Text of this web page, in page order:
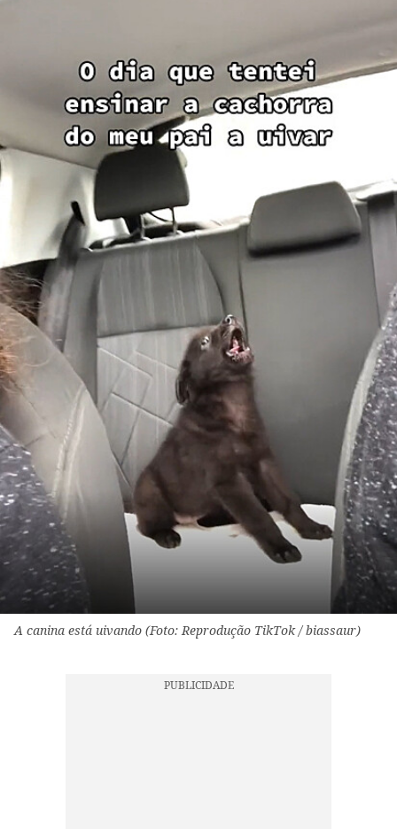
A canina está uivando (Foto: Reprodução TikTok / biassaur)